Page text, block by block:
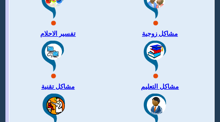
تفسير الاحلام مشاكل زوجية
مشاكل تقنية مشاكل التعليم